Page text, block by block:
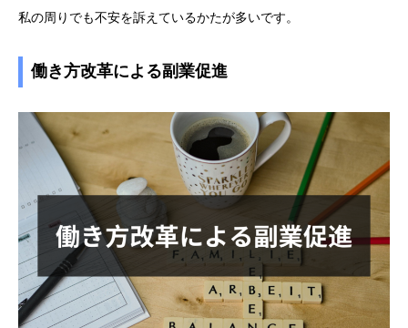
私の周りでも不安を訴えているかたが多いです。
働き方改革による副業促進